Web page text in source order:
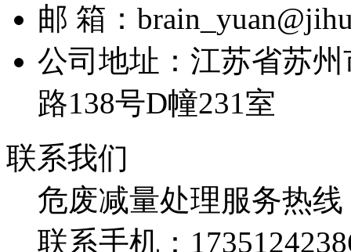
邮 箱：
公司地址：江苏省苏
路138号D幢231室
联系我们
危废减量处理服务热线
联系手机：